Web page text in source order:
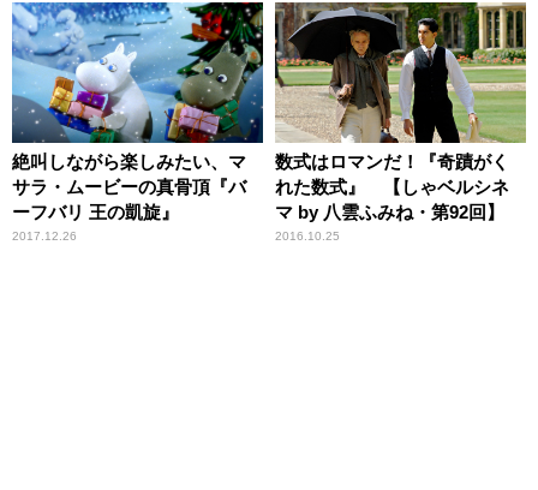
くなる』
絶叫しながら楽しみたい、マ
サラ・ムービーの真骨頂『バ
ーフバリ 王の凱旋』
2017.12.26
数式はロマンだ！『奇蹟がく
れた数式』 【しゃベルシネ
マ by 八雲ふみね・第92回】
2016.10.25